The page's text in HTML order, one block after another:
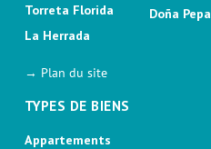
Torreta Florida
La Herrada
Doña Pepa
→ Plan du site
TYPES DE BIENS
Appartements